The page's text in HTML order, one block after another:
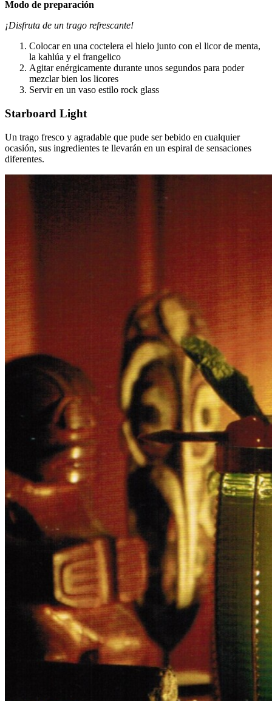
Modo de preparación
¡Disfruta de un trago refrescante!
Colocar en una coctelera el hielo junto con el licor de menta,
la kahlúa y el frangelico
Agitar enérgicamente durante unos segundos para poder
mezclar bien los licores
Servir en un vaso estilo rock glass
Starboard Light
Un trago fresco y agradable que pude ser bebido en cualquier
ocasión, sus ingredientes te llevarán en un espiral de sensaciones
diferentes.